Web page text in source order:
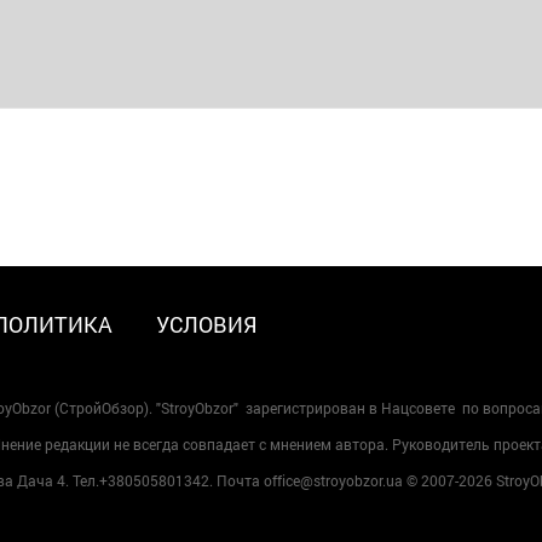
УСЛОВИЯ
(СтройОбзор). "StroyObzor" зарегистрирован в Нацсовете по
редакции не всегда совпадает с мнением автора. Руководитель
Дача 4. Тел.+380505801342. Почта office@stroyobzor.ua © 2007-2026